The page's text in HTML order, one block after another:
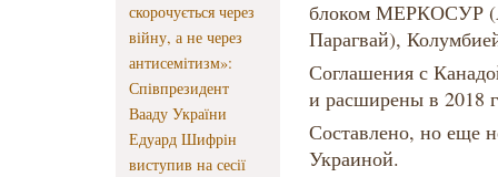
скорочується через
війну, а не через
антисемітизм»:
Співпрезидент
Вааду України
Едуард Шифрін
виступив на сесії
блоком МЕРКОСУР
Парагвай),
Соглашения с
и расширены в 2018
Составлено, но еще
Украиной.